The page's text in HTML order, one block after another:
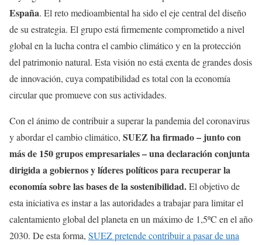
España. El reto medioambiental ha sido el eje central del diseño
de su estrategia. El grupo está firmemente comprometido a nivel
global en la lucha contra el cambio climático y en la protección
del patrimonio natural. Esta visión no está exenta de grandes dosis
de innovación, cuya compatibilidad es total con la economía
circular que promueve con sus actividades.
Con el ánimo de contribuir a superar la pandemia del coronavirus
y abordar el cambio climático, SUEZ ha firmado – junto con
más de 150 grupos empresariales – una declaración conjunta
dirigida a gobiernos y líderes políticos para recuperar la
economía sobre las bases de la sostenibilidad.El objetivo de
esta iniciativa es instar a las autoridades a trabajar para limitar el
calentamiento global del planeta en un máximo de 1,5ºC en el año
2030. De esta forma, SUEZ pretende contribuir a pasar de una